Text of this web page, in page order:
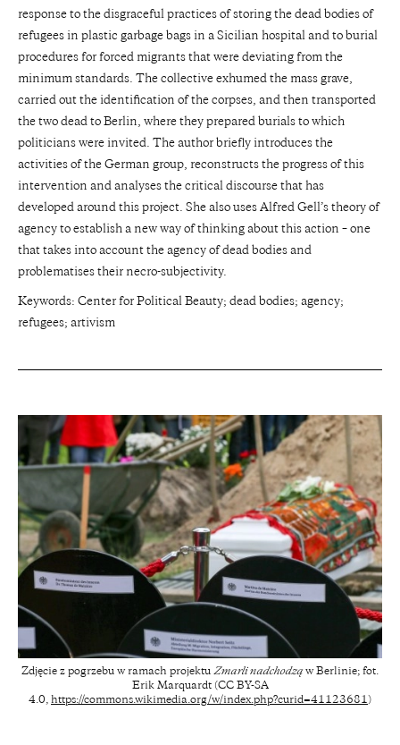
response to the disgraceful practices of storing the dead bodies of
refugees in plastic garbage bags in a Sicilian hospital and to burial
procedures for forced migrants that were deviating from the
minimum standards. The collective exhumed the mass grave,
carried out the identification of the corpses, and then transported
the two dead to Berlin, where they prepared burials to which
politicians were invited. The author briefly introduces the
activities of the German group, reconstructs the progress of this
intervention and analyses the critical discourse that has
developed around this project. She also uses Alfred Gell’s theory of
agency to establish a new way of thinking about this action – one
that takes into account the agency of dead bodies and
problematises their necro-subjectivity.
Keywords: Center for Political Beauty; dead bodies; agency;
refugees; artivism
Zdjęcie z pogrzebu w ramach projektu Zmarli nadchodząw Berlinie; fot.
Erik Marquardt (CC BY-SA
4.0, https://commons.wikimedia.org/w/index.php?curid=41123681)